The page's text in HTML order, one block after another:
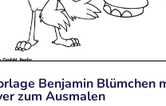
Benjamin Blümchen
zum Ausmalen